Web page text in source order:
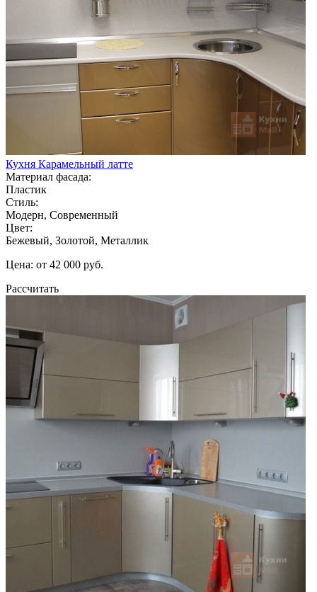
Кухня Карамельный латте
Материал фасада:
Пластик
Стиль:
Модерн, Современный
Цвет:
Бежевый, Золотой, Металлик
Цена: от 42 000 руб.
Рассчитать